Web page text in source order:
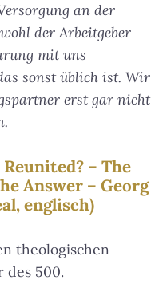
an der
der Arbeitgeber
mit uns
sonst üblich ist. Wir
erst gar nicht
– The
Answer – Georg
englisch)
theologischen
des 500.